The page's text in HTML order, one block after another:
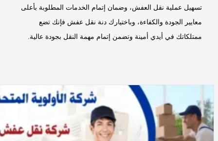
تسهيل عملية نقل العفش، وضمان إتمام الخدمات المطلوبة بأعلى
معايير الجودة والكفاءة، وباختيارك دنة نقل عفش فإنك تضع
ممتلكاتك في أيدي أمينة وتضمن إتمام مهمة النقل بجودة عالية.